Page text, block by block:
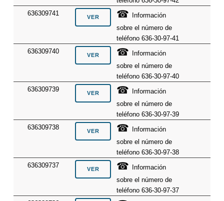
636309741
☎
Información
sobre el número de
teléfono 636-30-97-41
636309740
☎
Información
sobre el número de
teléfono 636-30-97-40
636309739
☎
Información
sobre el número de
teléfono 636-30-97-39
636309738
☎
Información
sobre el número de
teléfono 636-30-97-38
636309737
☎
Información
sobre el número de
teléfono 636-30-97-37